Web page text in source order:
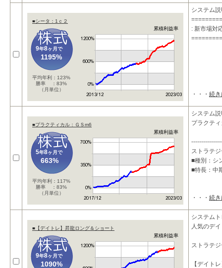
■シータ：1ｃ２
累積利益率
9年8ヶ月で
1195%
平均年利：123%
勝率 ：83%
（月単位）
システム
: 新市場対
・・・ 続
■プラクティカル：ＧＳm6
累積利益率
5年8ヶ月で
663%
平均年利：117%
勝率 ：83%
（月単位）
システム
プラクテ
ストラテ
■種別：シ
■特長：中
・・・ 続
■【デイトレ】昇龍ロング＆ショート
累積利益率
9年8ヶ月で
1090%
システム
人気のデ
ストラテ
【デイト